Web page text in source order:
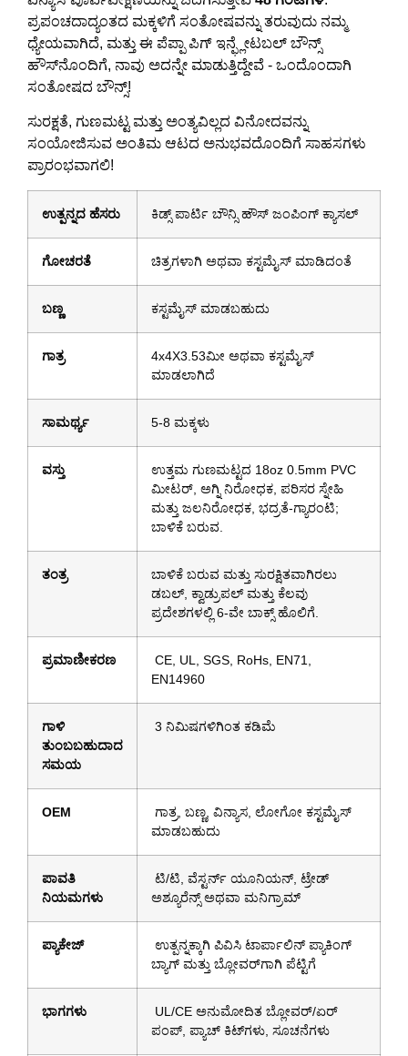
ಪ್ರಪಂಚದಾದ್ಯಂತದ ಮಕ್ಕಳಿಗೆ ಸಂತೋಷವನ್ನು ತರುವುದು ನಮ್ಮ
ಧ್ಯೇಯವಾಗಿದೆ, ಮತ್ತು ಈ ಪೆಪ್ಪಾ ಪಿಗ್ ಇನ್ಫ್ಲೇಟಬಲ್ ಬೌನ್ಸ್
ಹೌಸ್‌ನೊಂದಿಗೆ, ನಾವು ಅದನ್ನೇ ಮಾಡುತ್ತಿದ್ದೇವೆ - ಒಂದೊಂದಾಗಿ
ಸಂತೋಷದ ಬೌನ್ಸ್!
ಸುರಕ್ಷತೆ, ಗುಣಮಟ್ಟ ಮತ್ತು ಅಂತ್ಯವಿಲ್ಲದ ವಿನೋದವನ್ನು
ಸಂಯೋಜಿಸುವ ಅಂತಿಮ ಆಟದ ಅನುಭವದೊಂದಿಗೆ ಸಾಹಸಗಳು
ಪ್ರಾರಂಭವಾಗಲಿ!
ಉತ್ಪನ್ನದ ಹೆಸರು ಕಿಡ್ಸ್ ಪಾರ್ಟಿ ಬೌನ್ಸಿ ಹೌಸ್ ಜಂಪಿಂಗ್ ಕ್ಯಾಸಲ್
ಗೋಚರತೆ ಚಿತ್ರಗಳಾಗಿ ಅಥವಾ ಕಸ್ಟಮೈಸ್ ಮಾಡಿದಂತೆ
ಬಣ್ಣ ಕಸ್ಟಮೈಸ್ ಮಾಡಬಹುದು
ಗಾತ್ರ
4x4X3.53ಮೀ ಅಥವಾ ಕಸ್ಟಮೈಸ್
ಮಾಡಲಾಗಿದೆ
ಸಾಮರ್ಥ್ಯ 5-8 ಮಕ್ಕಳು
ವಸ್ತು
ಉತ್ತಮ ಗುಣಮಟ್ಟದ 18oz 0.5mm PVC
ಮೀಟರ್, ಅಗ್ನಿ ನಿರೋಧಕ, ಪರಿಸರ ಸ್ನೇಹಿ
ಮತ್ತು ಜಲನಿರೋಧಕ, ಭದ್ರತೆ-ಗ್ಯಾರಂಟಿ;
ಬಾಳಿಕೆ ಬರುವ.
ತಂತ್ರ
ಬಾಳಿಕೆ ಬರುವ ಮತ್ತು ಸುರಕ್ಷಿತವಾಗಿರಲು
ಡಬಲ್, ಕ್ವಾಡ್ರುಪಲ್ ಮತ್ತು ಕೆಲವು
ಪ್ರದೇಶಗಳಲ್ಲಿ 6-ವೇ ಬಾಕ್ಸ್ ಹೊಲಿಗೆ.
ಪ್ರಮಾಣೀಕರಣ
CE, UL, SGS, RoHs, EN71,
EN14960
ಗಾಳಿ
ತುಂಬಬಹುದಾದ
ಸಮಯ
3 ನಿಮಿಷಗಳಿಗಿಂತ ಕಡಿಮೆ
OEM
ಗಾತ್ರ, ಬಣ್ಣ, ವಿನ್ಯಾಸ, ಲೋಗೋ ಕಸ್ಟಮೈಸ್
ಮಾಡಬಹುದು
ಪಾವತಿ
ನಿಯಮಗಳು
ಟಿ/ಟಿ, ವೆಸ್ಟರ್ನ್ ಯೂನಿಯನ್, ಟ್ರೇಡ್
ಅಶ್ಯೂರೆನ್ಸ್ ಅಥವಾ ಮನಿಗ್ರಾಮ್
ಪ್ಯಾಕೇಜ್
ಉತ್ಪನ್ನಕ್ಕಾಗಿ ಪಿವಿಸಿ ಟಾರ್ಪಾಲಿನ್ ಪ್ಯಾಕಿಂಗ್
ಬ್ಯಾಗ್ ಮತ್ತು ಬ್ಲೋವರ್‌ಗಾಗಿ ಪೆಟ್ಟಿಗೆ
ಭಾಗಗಳು
UL/CE ಅನುಮೋದಿತ ಬ್ಲೋವರ್/ಏರ್
ಪಂಪ್, ಪ್ಯಾಚ್ ಕಿಟ್‌ಗಳು, ಸೂಚನೆಗಳು